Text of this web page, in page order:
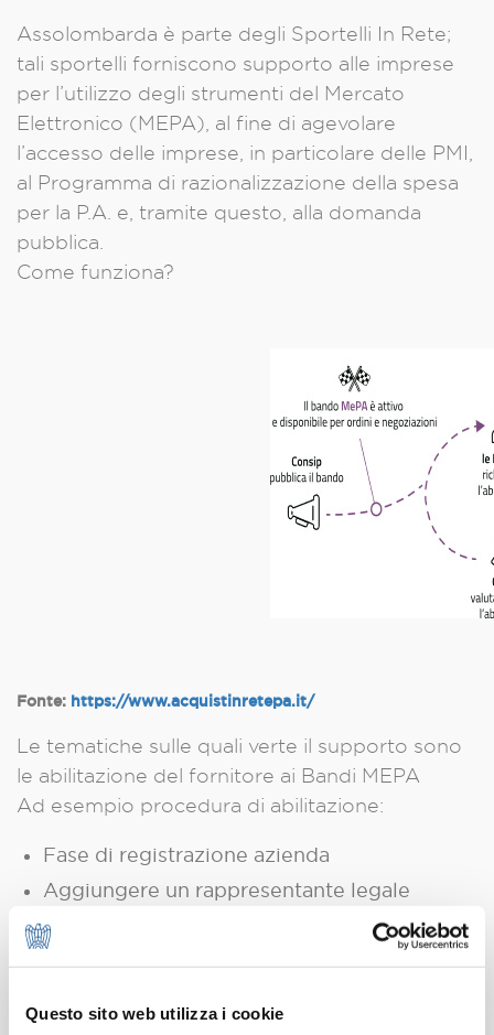
Questo sito web utilizza i cookie
Assolombarda è parte degli Sportelli In Rete;
tali sportelli forniscono supporto alle imprese
per l’utilizzo degli strumenti del Mercato
Elettronico (MEPA), al fine di agevolare
l’accesso delle imprese, in particolare delle PMI,
al Programma di razionalizzazione della spesa
per la P.A. e, tramite questo, alla domanda
pubblica.
Come funziona?
Fonte: https://www.acquistinretepa.it/
Le tematiche sulle quali verte il supporto sono
le abilitazione del fornitore ai Bandi MEPA
Ad esempio procedura di abilitazione:
Fase di registrazione azienda
Aggiungere un rappresentante legale
Modificare i dati dell’azienda
offerta (rdo)